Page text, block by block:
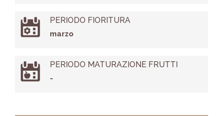
PERIODO FIORITURA
marzo
PERIODO MATURAZIONE FRUTTI
-